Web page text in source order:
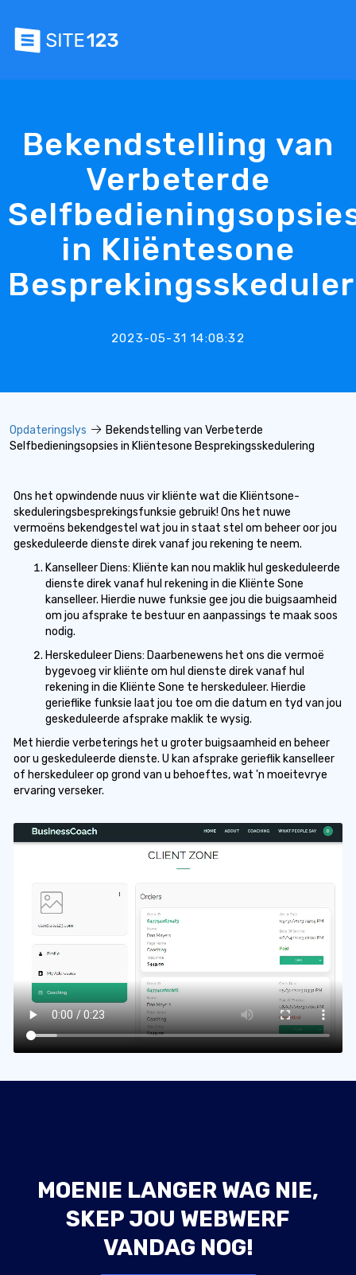
Bekendstelling van
Verbeterde
in Kliëntesone
2023-05-31 14:08:32
Opdateringslys
Bekendstelling van Verbeterde
Selfbedieningsopsies in Kliëntesone Besprekingsskedulering
Ons het opwindende nuus vir kliënte wat die Kliëntsone-
skeduleringsbesprekingsfunksie gebruik! Ons het nuwe
vermoëns bekendgestel wat jou in staat stel om beheer oor jou
geskeduleerde dienste direk vanaf jou rekening te neem.
Kanselleer Diens: Kliënte kan nou maklik hul geskeduleerde
dienste direk vanaf hul rekening in die Kliënte Sone
kanselleer. Hierdie nuwe funksie gee jou die buigsaamheid
om jou afsprake te bestuur en aanpassings te maak soos
nodig.
Herskeduleer Diens: Daarbenewens het ons die vermoë
bygevoeg vir kliënte om hul dienste direk vanaf hul
rekening in die Kliënte Sone te herskeduleer. Hierdie
gerieflike funksie laat jou toe om die datum en tyd van jou
geskeduleerde afsprake maklik te wysig.
Met hierdie verbeterings het u groter buigsaamheid en beheer
oor u geskeduleerde dienste. U kan afsprake gerieflik kanselleer
of herskeduleer op grond van u behoeftes, wat 'n moeitevrye
ervaring verseker.
MOENIE LANGER WAG NIE,
SKEP JOU WEBWERF
VANDAG NOG!